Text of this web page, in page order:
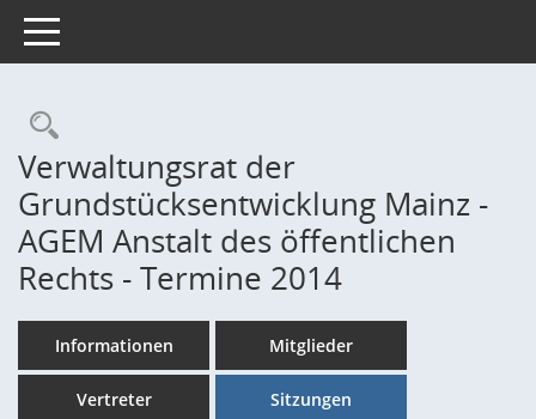
Toggle navigation
Rechercheauswahl
Verwaltungsrat der
Grundstücksentwicklung Mainz -
AGEM Anstalt des öffentlichen
Rechts - Termine 2014
Informationen Mitglieder
Vertreter Sitzungen